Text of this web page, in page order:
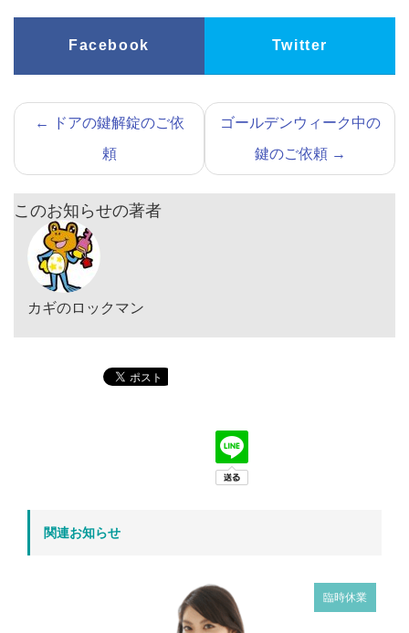
Facebook Twitter
←
ドアの鍵解錠のご依
頼
ゴールデンウィーク中の
鍵のご依頼 →
このお知らせの著者
カギのロックマン
関連お知らせ
臨時休業